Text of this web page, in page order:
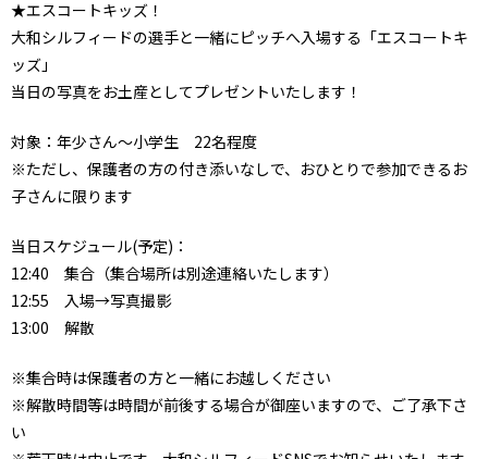
★エスコートキッズ！
大和シルフィードの選手と一緒にピッチへ入場する「エスコートキ
ッズ」
当日の写真をお土産としてプレゼントいたします！
対象：年少さん～小学生 22名程度
※ただし、保護者の方の付き添いなしで、おひとりで参加できるお
子さんに限ります
当日スケジュール(予定)：
12:40 集合（集合場所は別途連絡いたします）
12:55 入場→写真撮影
13:00 解散
※集合時は保護者の方と一緒にお越しください
※解散時間等は時間が前後する場合が御座いますので、ご了承下さ
い